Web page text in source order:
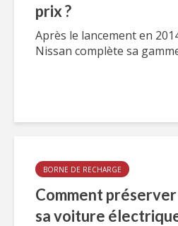
prix ?
Après le lancement en
Nissan complète sa
BORNE DE RECHARGE
Comment
sa voiture